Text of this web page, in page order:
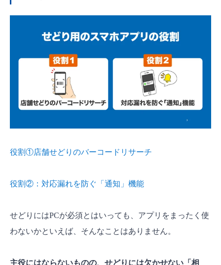
役割①店舗せどりのバーコードリサーチ
役割②：対応漏れを防ぐ「通知」機能
せどりにはPCが必須とはいっても、アプリをまったく使
わないかといえば、そんなことはありません。
主役にはならないものの、せどりには欠かせない「相